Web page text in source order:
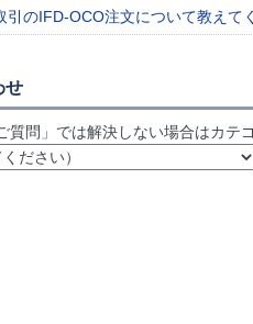
引のIFD-OCO注文について教えて
せ
質問」では解決しない場合はカテ